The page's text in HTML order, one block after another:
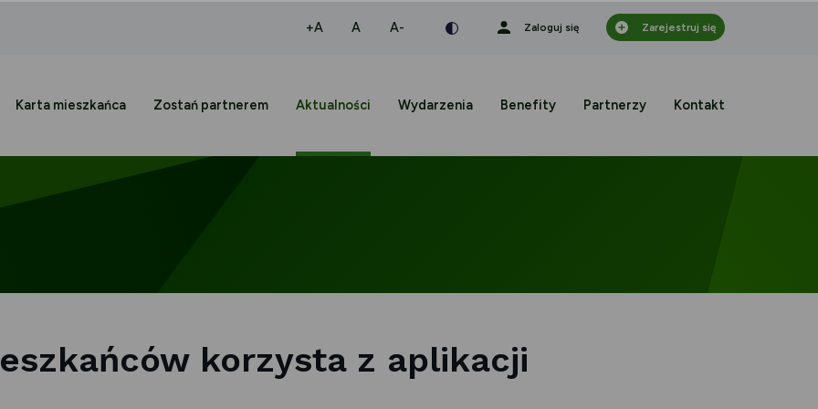
+Awiększa czcionka
Anormalna czcionka
A-mniejsza czcionka Zaloguj się Zarejestruj się
Karta mieszkańca Zostań partnerem Aktualności Wydarzenia Benefity Partnerzy Kontakt
korzysta z aplikacji